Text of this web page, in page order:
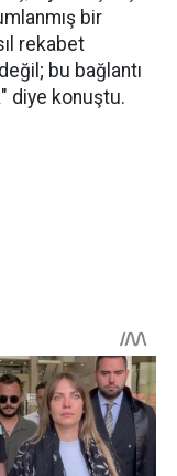
bir
rekabet
bu bağlantı
diye konuştu.